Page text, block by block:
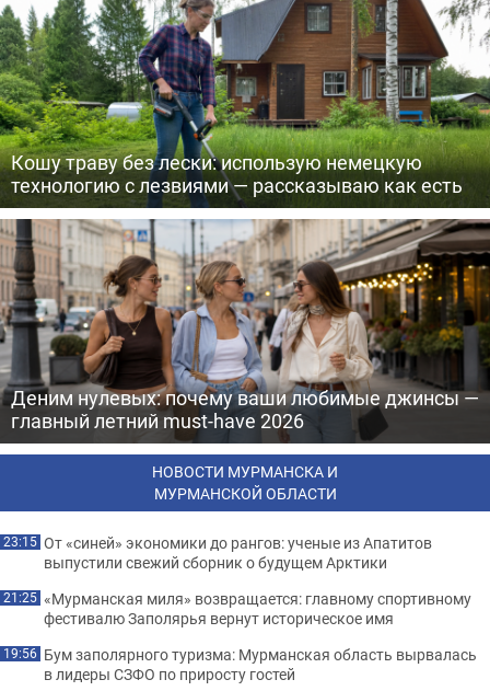
Кошу траву без лески: использую немецкую
технологию с лезвиями — рассказываю как есть
Деним нулевых: почему ваши любимые джинсы —
главный летний must-have 2026
НОВОСТИ МУРМАНСКА И
МУРМАНСКОЙ ОБЛАСТИ
23:15 От «синей» экономики до рангов: ученые из Апатитов
выпустили свежий сборник о будущем Арктики
21:25 «Мурманская миля» возвращается: главному спортивному
фестивалю Заполярья вернут историческое имя
19:56 Бум заполярного туризма: Мурманская область вырвалась
в лидеры СЗФО по приросту гостей